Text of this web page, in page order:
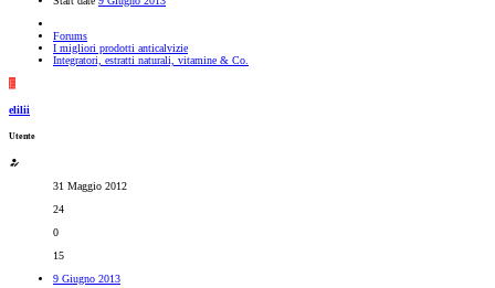
Forums
I migliori prodotti anticalvizie
Integratori, estratti naturali, vitamine & Co.
E
elilii
Utente
31 Maggio 2012
24
0
15
9 Giugno 2013